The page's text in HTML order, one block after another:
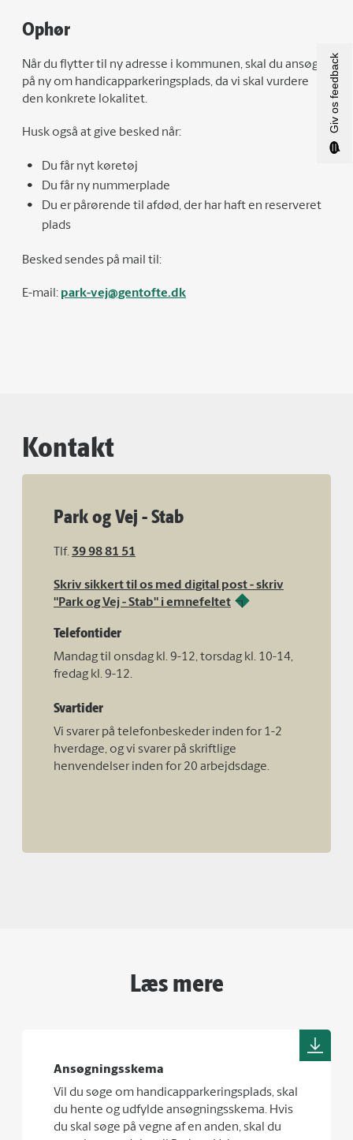
Ophør
Når du flytter til ny adresse i kommunen, skal du ansøge
på ny om handicapparkeringsplads, da vi skal vurdere
den konkrete lokalitet.
Husk også at give besked når:
Du får nyt køretøj
Du får ny nummerplade
Du er pårørende til afdød, der har haft en reserveret
plads
Besked sendes på mail til:
E-mail: park-vej@gentofte.dk
Kontakt
Park og Vej - Stab
Tlf. 39 98 81 51
Skriv sikkert til os med digital post - skriv
"Park og Vej - Stab" i emnefeltet
Telefontider
Mandag til onsdag kl. 9-12, torsdag kl. 10-14,
fredag kl. 9-12.
Svartider
Vi svarer på telefonbeskeder inden for 1-2
hverdage, og vi svarer på skriftlige
henvendelser inden for 20 arbejdsdage.
Læs mere
Ansøgningsskema
Vil du søge om handicapparkeringsplads, skal
du hente og udfylde ansøgningsskema. Hvis
du skal søge på vegne af en anden, skal du
Giv os feedback